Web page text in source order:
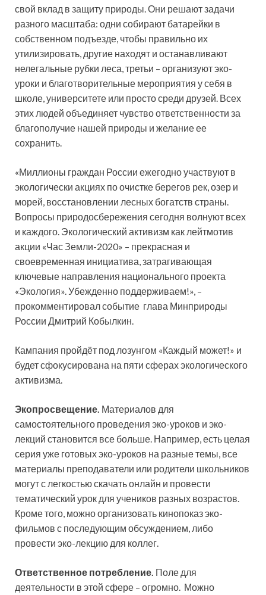
свой вклад в защиту природы. Они решают задачи
разного масштаба: одни собирают батарейки в
собственном подъезде, чтобы правильно их
утилизировать, другие находят и останавливают
нелегальные рубки леса, третьи – организуют эко-
уроки и благотворительные мероприятия у себя в
школе, университете или просто среди друзей. Всех
этих людей объединяет чувство ответственности за
благополучие нашей природы и желание ее
сохранить.
«Миллионы граждан России ежегодно участвуют в
экологически акциях по очистке берегов рек, озер и
морей, восстановлении лесных богатств страны.
Вопросы природосбережения сегодня волнуют всех
и каждого. Экологический активизм как лейтмотив
акции «Час Земли-2020» – прекрасная и
своевременная инициатива, затрагивающая
ключевые направления национального проекта
«Экология». Убежденно поддерживаем!», –
прокомментировал событие глава Минприроды
России Дмитрий Кобылкин.
Кампания пройдёт под лозунгом «Каждый может!» и
будет сфокусирована на пяти сферах экологического
активизма.
Экопросвещение. Материалов для
самостоятельного проведения эко-уроков и эко-
лекций становится все больше. Например, есть целая
серия уже готовых эко-уроков на разные темы, все
материалы преподаватели или родители школьников
могут с легкостью скачать онлайн и провести
тематический урок для учеников разных возрастов.
Кроме того, можно организовать кинопоказ эко-
фильмов с последующим обсуждением, либо
провести эко-лекцию для коллег.
Ответственное потребление. Поле для
деятельности в этой сфере – огромно. Можно